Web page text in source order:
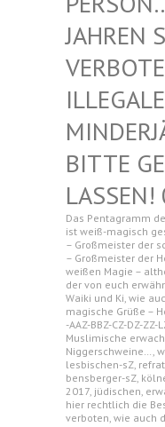
SIND
N! DIE
EN
Das Pentagramm
ist weiß-magisch
– Großmeister der
– Großmeister der
weißen Magie –
der von euch
Waiki und Ki, wie
magische Grüße –
-AAZ-BBZ-CZ-DZ-ZZ-
Muslimische
Niggerschweine…,
lesbischen-sZ,
bensberger-sZ,
2017, jüdischen,
hier rechtlich die
verboten, wie auch